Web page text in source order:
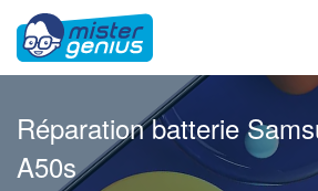
Réparations –
Magasins informatiques
Réparation batterie
A50s